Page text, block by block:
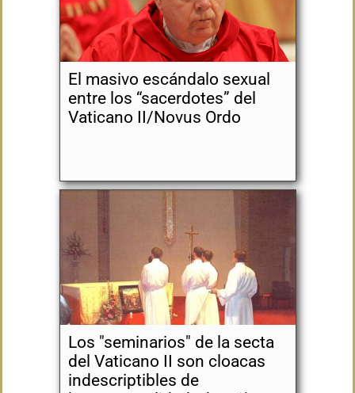
El masivo escándalo sexual
entre los “sacerdotes” del
Vaticano II/Novus Ordo
Los "seminarios" de la secta
del Vaticano II son cloacas
indescriptibles de